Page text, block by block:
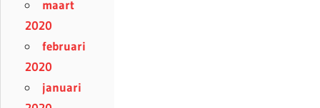
maart
2020
februari
2020
januari